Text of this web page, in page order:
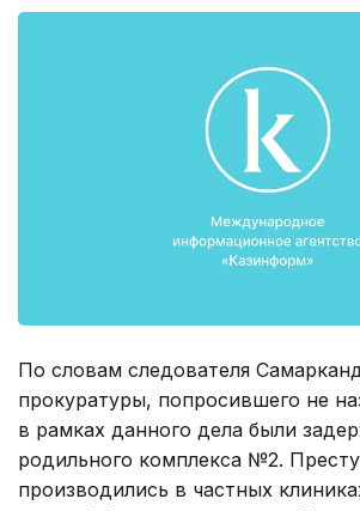
По словам следователя
прокуратуры, попросившего не
в рамках данного дела были
родильного комплекса №2.
производились в частных